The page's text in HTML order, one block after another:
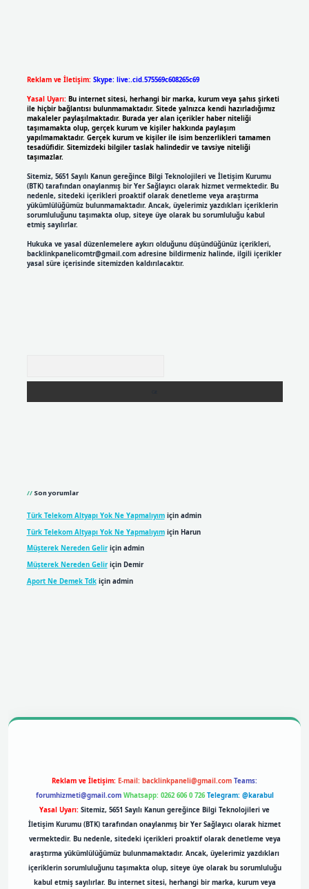
Reklam ve İletişim: Skype: live:.cid.575569c608265c69
Yasal Uyarı: Bu internet sitesi, herhangi bir marka, kurum veya şahıs şirketi
ile hiçbir bağlantısı bulunmamaktadır. Sitede yalnızca kendi hazırladığımız
makaleler paylaşılmaktadır. Burada yer alan içerikler haber niteliği
taşımamakta olup, gerçek kurum ve kişiler hakkında paylaşım
yapılmamaktadır. Gerçek kurum ve kişiler ile isim benzerlikleri tamamen
tesadüfidir. Sitemizdeki bilgiler taslak halindedir ve tavsiye niteliği
taşımazlar.
Sitemiz, 5651 Sayılı Kanun gereğince Bilgi Teknolojileri ve İletişim Kurumu
(BTK) tarafından onaylanmış bir Yer Sağlayıcı olarak hizmet vermektedir. Bu
nedenle, sitedeki içerikleri proaktif olarak denetleme veya araştırma
yükümlülüğümüz bulunmamaktadır. Ancak, üyelerimiz yazdıkları içeriklerin
sorumluluğunu taşımakta olup, siteye üye olarak bu sorumluluğu kabul
etmiş sayılırlar.
Hukuka ve yasal düzenlemelere aykırı olduğunu düşündüğünüz içerikleri,
backlinkpanelicomtr@gmail.comadresine bildirmeniz halinde, ilgili içerikler
yasal süre içerisinde sitemizden kaldırılacaktır.
Son yorumlar
Türk Telekom Altyapı Yok Ne Yapmalıyımiçin admin
Türk Telekom Altyapı Yok Ne Yapmalıyımiçin Harun
Müşterek Nereden Geliriçin admin
Müşterek Nereden Geliriçin Demir
Aport Ne Demek Tdkiçin admin
Reklam ve İletişim: E-mail: backlinkpaneli@gmail.com Teams:
forumhizmeti@gmail.com Whatsapp: 0262 606 0 726 Telegram: @karabul
Yasal Uyarı: Sitemiz, 5651 Sayılı Kanun gereğince Bilgi Teknolojileri ve
İletişim Kurumu (BTK) tarafından onaylanmış bir Yer Sağlayıcı olarak hizmet
vermektedir. Bu nedenle, sitedeki içerikleri proaktif olarak denetleme veya
araştırma yükümlülüğümüz bulunmamaktadır. Ancak, üyelerimiz yazdıkları
içeriklerin sorumluluğunu taşımakta olup, siteye üye olarak bu sorumluluğu
kabul etmiş sayılırlar. Bu internet sitesi, herhangi bir marka, kurum veya